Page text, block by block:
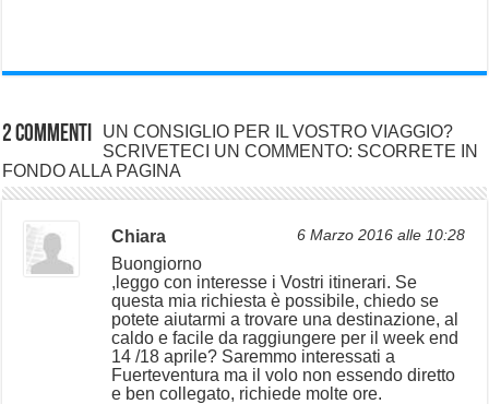
2 commenti
UN CONSIGLIO PER IL VOSTRO VIAGGIO?
SCRIVETECI UN COMMENTO: SCORRETE IN
FONDO ALLA PAGINA
Chiara 6 Marzo 2016 alle 10:28
Buongiorno
,leggo con interesse i Vostri itinerari. Se
questa mia richiesta è possibile, chiedo se
potete aiutarmi a trovare una destinazione, al
caldo e facile da raggiungere per il week end
14 /18 aprile? Saremmo interessati a
Fuerteventura ma il volo non essendo diretto
e ben collegato, richiede molte ore.